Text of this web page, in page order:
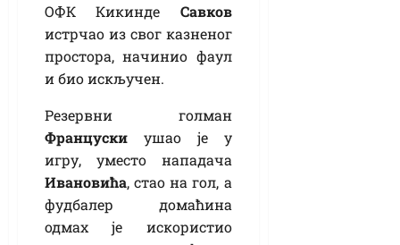
ОФК Кикинде Савков
истрчао из свог казненог
простора, начинио фаул
и био искључен.
Резервни голман
Француски ушао је у
игру, уместо нападача
Ивановића, стао на гол, а
фудбалер домаћина
одмах је искористио